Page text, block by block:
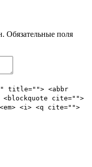
Обязательные поля
title=""> <abbr
cite="">
<i> <q cite="">